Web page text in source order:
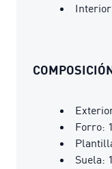
Forro:
Suela: